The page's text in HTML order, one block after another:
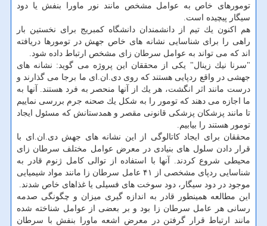
تومورهای خاص به عوامل مشخص مانند نور ماورا بنفش یا دود
سیگار پیچیده است.
هم اكنون یك تیم از دانشمندان دانشگاه كمبریج برای نخستین بار
راهی را برای شناسایی نشانه های خاص جهش در تومورها دریافته
اند كه می تواند به عوامل سرطان زای مشخص ارتباط داده شود.
"سرنا نیك زینال" یكی از محققان این پروژه می گوید: نشانه های
جهشی در واقع ردپایی هستند كه روی دی.ان.ای ما برجا می گذارند و
درست مانند اثر انگشت، هر یك از آنها منحصر به فرد هستند. آنها به
ما اجازه می دهند كه تومور را به شكل یك صحنه جرم بررسی نماییم
تا مانند پزشكان پزشكی قانونی مقصر و همدستانش كه مسئول ایجاد
تومور هستند را بیابیم.
محققان برای ایجاد كاتالوگی از این نشانه های جهش دی.ان.ای با
قرار دادن سلول های بنیادی در معرض عوامل مختلف سرطان زای
محیطی شروع كردند. آنها با استفاده از توالی كامل ژنوم قادر به
شناسایی ردپای مشخصی از ۴۱ عامل سرطان زا مانند مواد شیمیایی
موجود در دود سیگار، دود سوخت های فسیلی یا غذاهای خاص شدند.
این مطالعه همینطور قادر به اندازه گیری میزان و چگونگی صدمه
رسانی هر عامل سرطان زا بود و بر بعضی از عوامل شناخته شده
مانند ارتباط قرار گرفتن در معرض اشعه ماورا بنفش با سرطان